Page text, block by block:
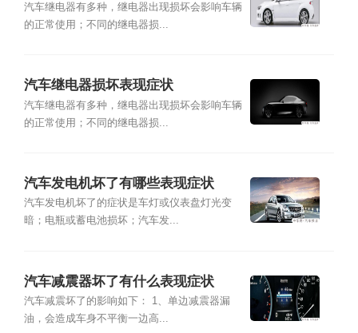
汽车继电器有多种，继电器出现损坏会影响车辆
的正常使用；不同的继电器损...
汽车继电器损坏表现症状
汽车继电器有多种，继电器出现损坏会影响车辆
的正常使用；不同的继电器损...
汽车发电机坏了有哪些表现症状
汽车发电机坏了的症状是车灯或仪表盘灯光变
暗；电瓶或蓄电池损坏；汽车发...
汽车减震器坏了有什么表现症状
汽车减震坏了的影响如下： 1、单边减震器漏
油，会造成车身不平衡一边高...